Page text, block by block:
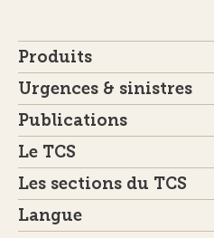
Produits
Urgences & sinistres
Publications
Le TCS
Les sections du TCS
Langue